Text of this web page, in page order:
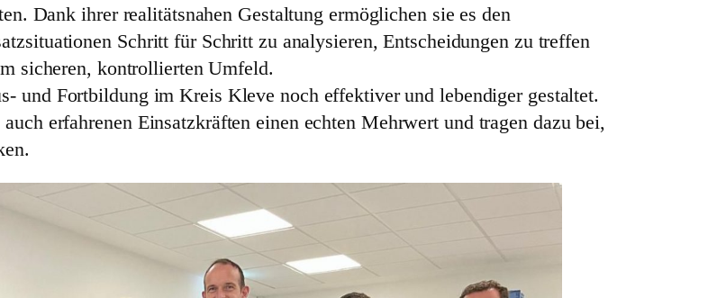
Dank ihrer realitätsnahen Gestaltung ermöglichen sie es den
Schritt für Schritt zu analysieren, Entscheidungen zu treffen
sicheren, kontrollierten Umfeld.
und Fortbildung im Kreis Kleve noch effektiver und lebendiger gestaltet.
erfahrenen Einsatzkräften einen echten Mehrwert und tragen dazu bei,